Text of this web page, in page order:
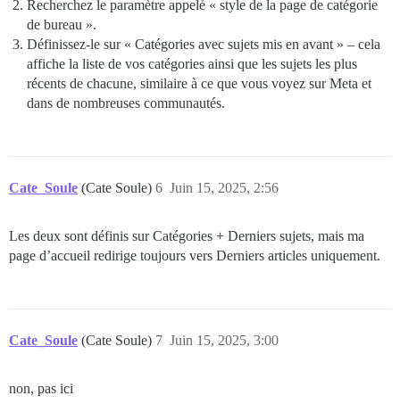
Recherchez le paramètre appelé « style de la page de catégorie
de bureau ».
Définissez-le sur « Catégories avec sujets mis en avant » – cela
affiche la liste de vos catégories ainsi que les sujets les plus
récents de chacune, similaire à ce que vous voyez sur Meta et
dans de nombreuses communautés.
Cate_Soule (Cate Soule) Juin 15, 2025, 2:56
6
Les deux sont définis sur Catégories + Derniers sujets, mais ma
page d’accueil redirige toujours vers Derniers articles uniquement.
Cate_Soule (Cate Soule) Juin 15, 2025, 3:00
7
non, pas ici